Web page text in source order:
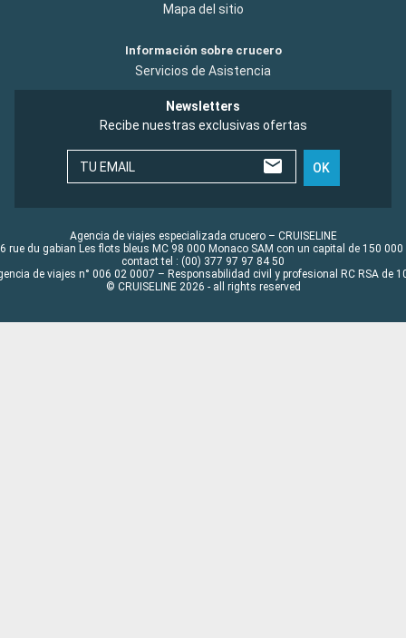
Mapa del sitio
Información sobre crucero
Servicios de Asistencia
Newsletters
Recibe nuestras exclusivas ofertas
TU EMAIL OK
Agencia de viajes especializada crucero – CRUISELINE
rue du gabian Les flots bleus MC 98 000 Monaco SAM con un capital de 150 000
contact tel : (00) 377 97 97 84 50
de viajes n° 006 02 0007 – Responsabilidad civil y profesional RC RSA de
© CRUISELINE 2026 - all rights reserved